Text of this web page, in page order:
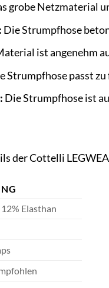
grobe Netzmaterial
Die Strumpfhose
ist angenehm
Strumpfhose passt
Die Strumpfhose ist
der Cottelli
Elasthan